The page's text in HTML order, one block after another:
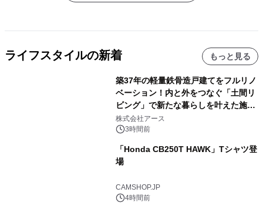
ライフスタイルの新着 もっと見る
築37年の軽量鉄骨造戸建てをフルリノ
ベーション！内と外をつなぐ「土間リ
ビング」で新たな暮らしを叶えた施工
事例を株式会社アースが公開
株式会社アース
3時間前
「Honda CB250T HAWK」Tシャツ登
場
CAMSHOP.JP
4時間前